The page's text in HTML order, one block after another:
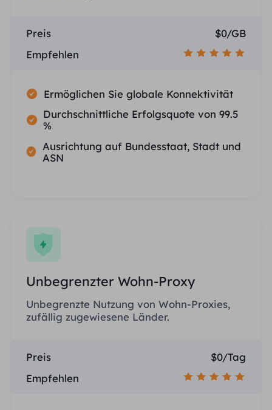
Preis
$0/GB
Empfehlen
Ermöglichen Sie globale Konnektivität
Durchschnittliche Erfolgsquote von 99.5
%
Ausrichtung auf Bundesstaat, Stadt und
ASN
Unbegrenzter Wohn-Proxy
Unbegrenzte Nutzung von Wohn-Proxies,
zufällig zugewiesene Länder.
Preis
$0/Tag
Empfehlen